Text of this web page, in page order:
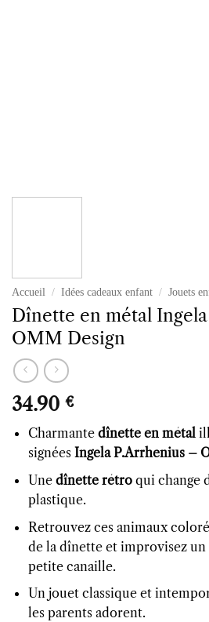
Accueil / Idées cadeaux enfant / Jouets
Dînette en métal
OMM Design
34.90 €
Charmante dînette en métal
signéesIngela P.Arrhenius –
Une dînette rétroqui change
plastique.
Retrouvez ces animaux
de la dînette et improvisez
petite canaille.
Un jouet classique et
les parents adorent.